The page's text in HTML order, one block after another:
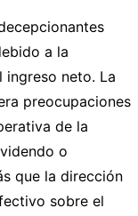
a la
ingreso neto. La
preocupaciones
de la
o
que la dirección
sobre el